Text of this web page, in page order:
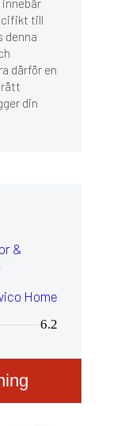
till
denna
därför en
rätt
din
&
Home
6.2